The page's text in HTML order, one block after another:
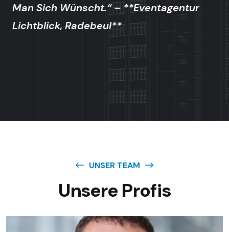
Man Sich Wünscht.“ – **Eventagentur
Lichtblick, Radebeul**
UNSER TEAM
UNSERE PROFIS